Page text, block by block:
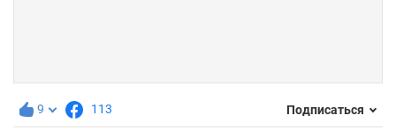
9 113 Подписаться